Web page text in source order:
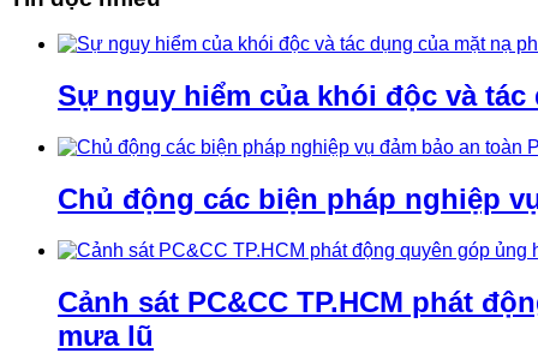
Sự nguy hiểm của khói độc và
Chủ động các biện pháp nghiệp
Cảnh sát PC&CC TP.HCM phát
mưa lũ